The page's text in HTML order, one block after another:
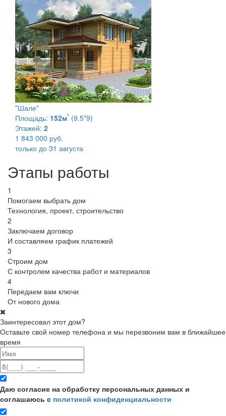
"Шале"
Площадь: 152м² (9.5*9)
Этажей: 2
1 843 000 руб.
только до 31 августа
Этапы работы
1
Помогаем выбрать дом
Технология, проект, строительство
2
Заключаем договор
И составляем график платежей
3
Строим дом
С контролем качества работ и материалов
4
Передаем вам ключи
От нового дома
Заинтересовал этот дом?
Оставьте свой номер телефона и мы перезвоним вам в ближайшее
время
Даю согласие на обработку персональных данных и
соглашаюсь с политикой конфиденциальности